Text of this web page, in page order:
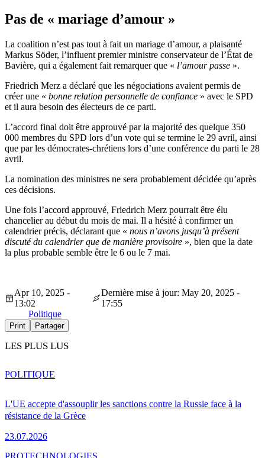
Pas de « mariage d’amour »
La coalition n’est pas tout à fait un mariage d’amour, a plaisanté
Markus Söder, l’influent premier ministre conservateur de l’État de
Bavière, qui a également fait remarquer que « l’amour passe ».
Friedrich Merz a déclaré que les négociations avaient permis de
créer une « bonne relation personnelle de confiance » avec le SPD
et il aura besoin des électeurs de ce parti.
L’accord final doit être approuvé par la majorité des quelque 350
000 membres du SPD lors d’un vote qui se termine le 29 avril, ainsi
que par les démocrates-chrétiens lors d’une conférence du parti le 28
avril.
La nomination des ministres ne sera probablement décidée qu’après
ces décisions.
Une fois l’accord approuvé, Friedrich Merz pourrait être élu
chancelier au début du mois de mai. Il a hésité à confirmer un
calendrier précis, déclarant que « nous n’avons jusqu’à présent
discuté du calendrier que de manière provisoire », bien que la date
la plus probable semble être le 6 ou le 7 mai.
Apr 10, 2025 -
13:02
Dernière mise à jour: May 20, 2025 -
17:55
Politique
Print Partager
LES PLUS LUS
L'UE accepte d'assouplir les sanctions contre la Russie face à la
résistance de la Grèce
23.07.2026
POLITIQUE